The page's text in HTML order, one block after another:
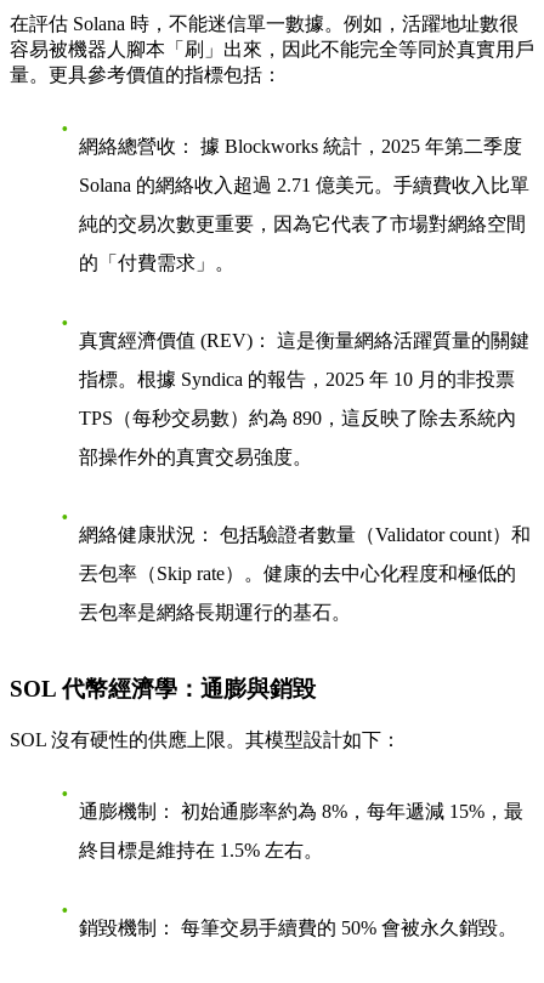
在評估 Solana 時，不能迷信單一數據。例如，活躍地址數很
容易被機器人腳本「刷」出來，因此不能完全等同於真實用戶
量。更具參考價值的指標包括：
網絡總營收：
據 Blockworks 統計，2025 年第二季度
Solana 的網絡收入超過 2.71 億美元。手續費收入比單
純的交易次數更重要，因為它代表了市場對網絡空間
的「付費需求」。
真實經濟價值 (REV)：
這是衡量網絡活躍質量的關鍵
指標。根據 Syndica 的報告，2025 年 10 月的非投票
TPS（每秒交易數）約為 890，這反映了除去系統內
部操作外的真實交易強度。
網絡健康狀況：
包括驗證者數量（Validator count）和
丟包率（Skip rate）。健康的去中心化程度和極低的
丟包率是網絡長期運行的基石。
SOL 代幣經濟學：通膨與銷毀
SOL 沒有硬性的供應上限。其模型設計如下：
通膨機制：
初始通膨率約為 8%，每年遞減 15%，最
終目標是維持在 1.5% 左右。
銷毀機制： 每筆交易手續費的 50% 會被永久銷毀。